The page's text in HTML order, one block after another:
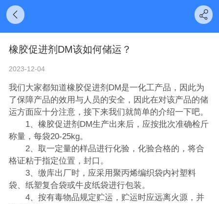
橡胶促进剂DM该如何储运？
2023-12-04
我们大家都知道橡胶促进剂DM是一化工产品，因此为
了保障产品的效用与人员的安全，因此在对该产品的储
运方面应十分注意，接下来我们就简单的介绍一下吧。
1、橡胶促进剂DM生产出来后，应按批次准确检斤
称量，每袋20-25kg。
2、取一定量的样品进行化验，化验合格的，将合
格证粘于指定位置，封口。
3、缴库出厂时，应采用聚丙烯编织袋内衬塑料
袋、纸塑复合袋或牛皮纸袋进行包装。
4、按有毒物品规定贮运，贮运时应远离火源，并